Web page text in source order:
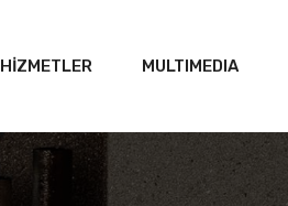
HİZMETLER MULTIMEDIA